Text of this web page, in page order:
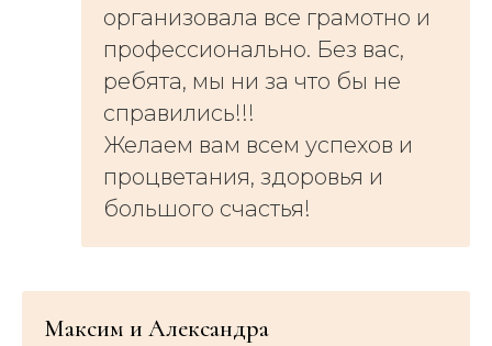
организовала все грамотно и
профессионально. Без вас,
ребята, мы ни за что бы не
справились!!!
Желаем вам всем успехов и
процветания, здоровья и
большого счастья!
Максим и Александра